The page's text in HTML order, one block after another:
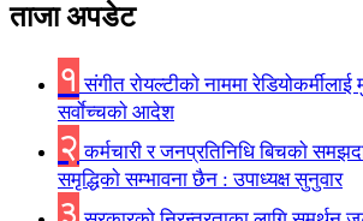
ताजा अपडेट
१ संगीत राेयल्टीकाे नाममा रेडियोकर्मीलाई
सर्वाेच्चकाे आदेश
२ कर्मचारी र जनप्रतिनिधि बिचकाे
समृद्धिकाे सम्भावना छैन : उपाध्यक्ष सुनुवार